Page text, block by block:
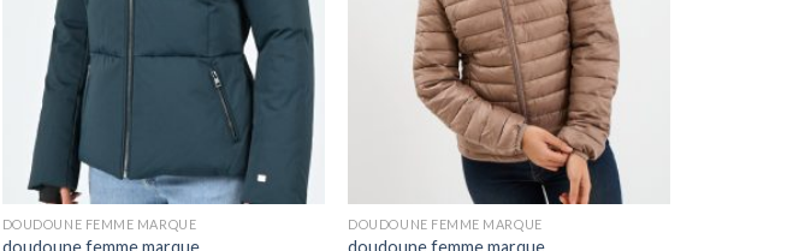
DOUDOUNE FEMME MARQUE DOUDOUNE FEMME MARQUE